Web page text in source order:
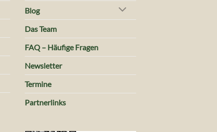
Blog
Das Team
FAQ – Häufige Fragen
Newsletter
Termine
Partnerlinks